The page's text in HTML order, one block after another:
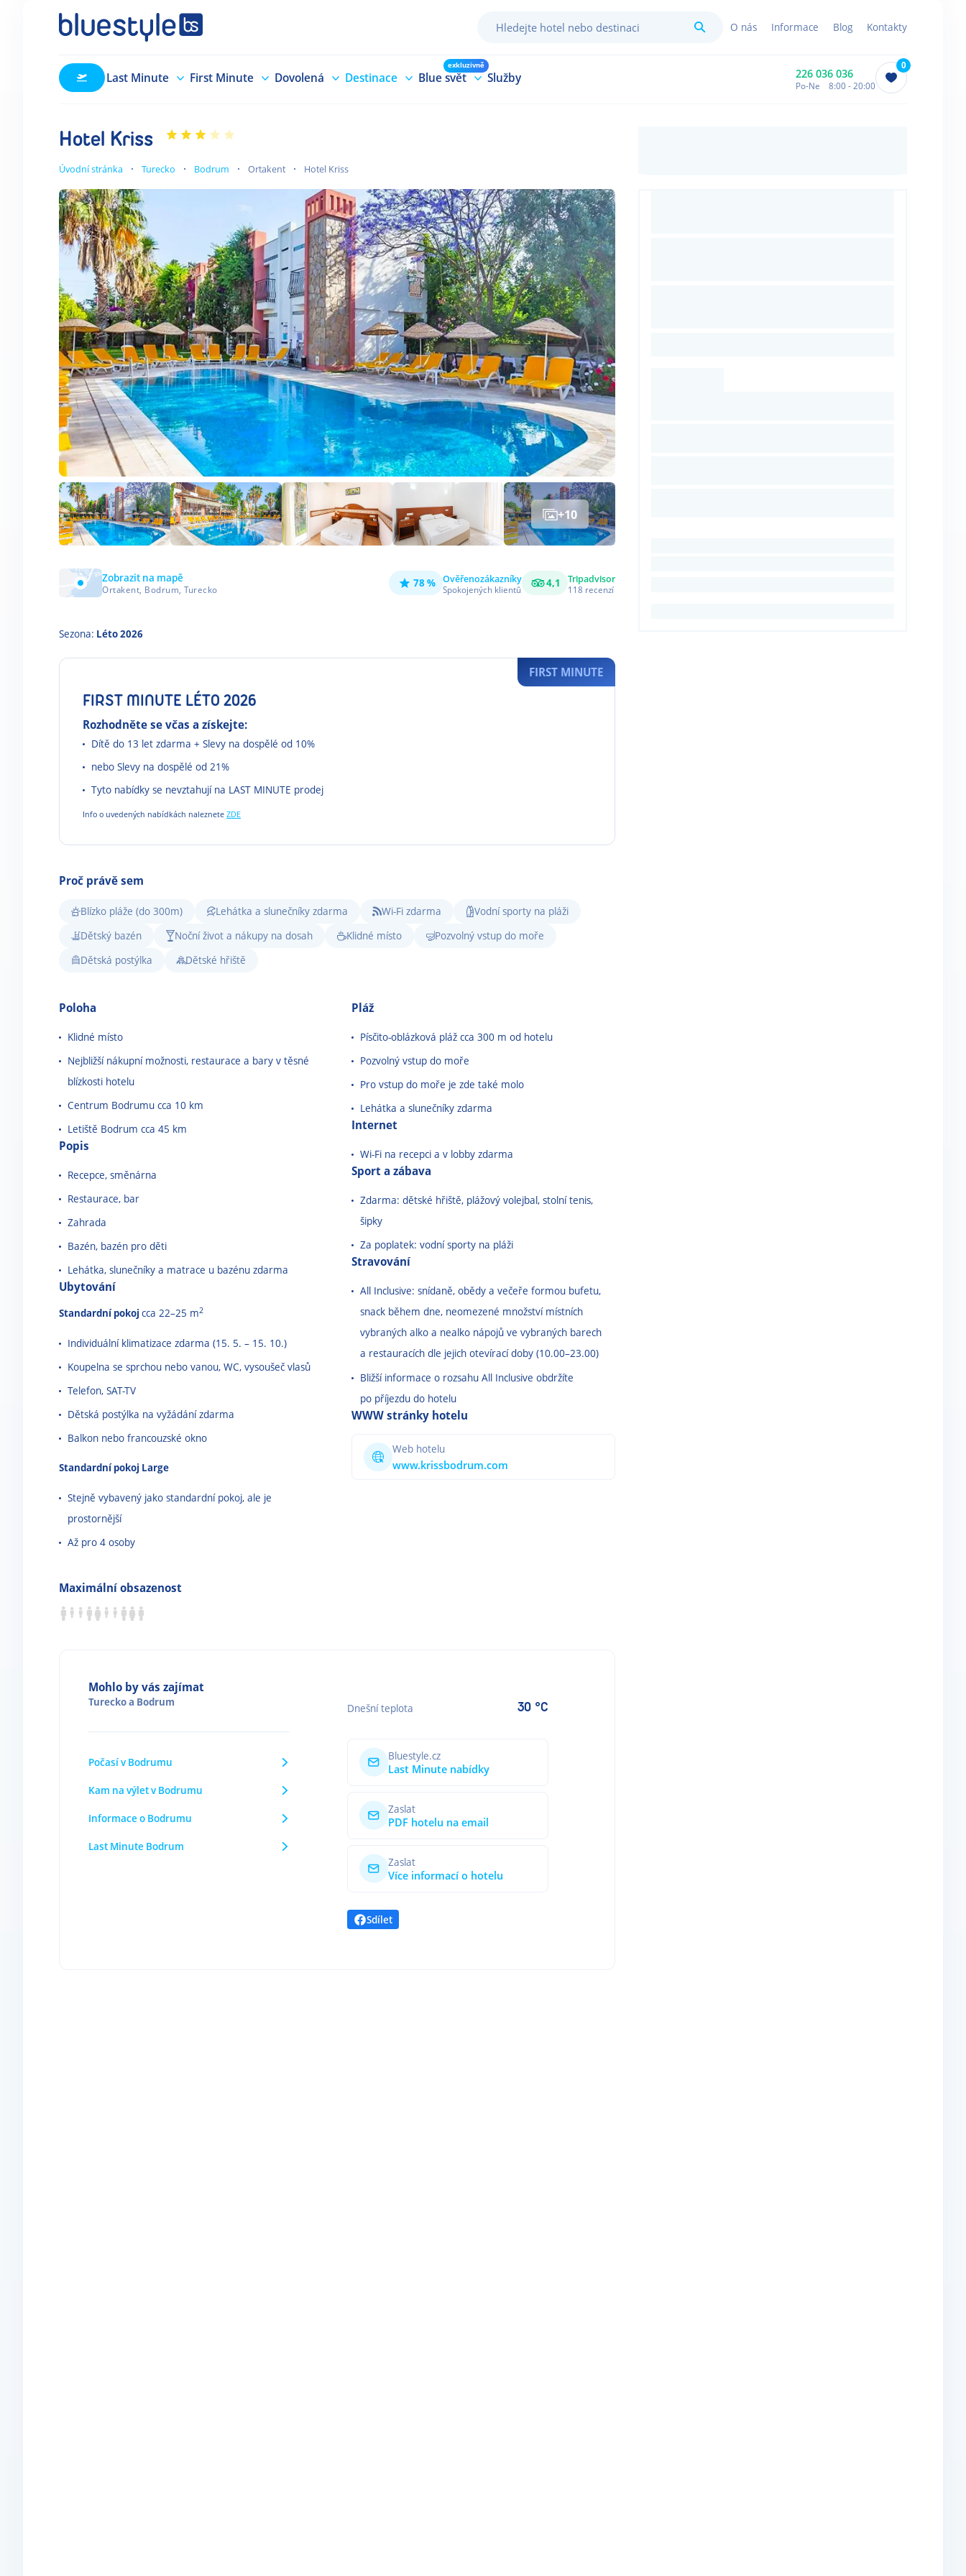
HledatO nás Informace Blog Kontakty
Last Minute First Minute Dovolená Destinace Blue svět
exkluzivně
Služby 226 036 036
Po-Ne 8:00 - 20:00
0
Hotel Kriss
Úvodní stránka Turecko Bodrum Ortakent Hotel Kriss
+10
Zobrazit na mapě
Ortakent, Bodrum, Turecko 78 % Ověřenozákazníky
Spokojených klientů 4,1 Tripadvisor
118 recenzí
Sezona: Léto 2026
FIRST MINUTE LÉTO 2026
Rozhodněte se včas a získejte:
Dítě do 13 let zdarma + Slevy na dospělé od 10%
nebo Slevy na dospělé od 21%
Tyto nabídky se nevztahují na LAST MINUTE prodej
Info o uvedených nabídkách naleznete ZDE
FIRST MINUTE
Proč právě sem
Blízko pláže (do 300m) Lehátka a slunečníky zdarma Wi-Fi zdarma
Vodní sporty na pláži
Dětský bazén
Noční život a nákupy na dosah Klidné místo
Pozvolný vstup do moře
Dětská postýlka
Dětské hřiště
Poloha
Klidné místo
Nejbližší nákupní možnosti, restaurace a bary v těsné
blízkosti hotelu
Centrum Bodrumu cca 10 km
Letiště Bodrum cca 45 km
Popis
Recepce, směnárna
Restaurace, bar
Zahrada
Bazén, bazén pro děti
Lehátka, slunečníky a matrace u bazénu zdarma
Ubytování
Standardní pokoj cca 22–25 m2
Individuální klimatizace zdarma (15. 5. – 15. 10.)
Koupelna se sprchou nebo vanou, WC, vysoušeč vlasů
Telefon, SAT-TV
Dětská postýlka na vyžádání zdarma
Balkon nebo francouzské okno
Standardní pokoj Large
Stejně vybavený jako standardní pokoj, ale je
prostornější
Až pro 4 osoby
Pláž
Písčito-oblázková pláž cca 300 m od hotelu
Pozvolný vstup do moře
Pro vstup do moře je zde také molo
Lehátka a slunečníky zdarma
Internet
Wi-Fi na recepci a v lobby zdarma
Sport a zábava
Zdarma: dětské hřiště, plážový volejbal, stolní tenis,
šipky
Za poplatek: vodní sporty na pláži
Stravování
All Inclusive: snídaně, obědy a večeře formou bufetu,
snack během dne, neomezené množství místních
vybraných alko a nealko nápojů ve vybraných barech
a restauracích dle jejich otevírací doby (10.00–23.00)
Bližší informace o rozsahu All Inclusive obdržíte
po příjezdu do hotelu
WWW stránky hotelu
Web hotelu
www.krissbodrum.com
Maximální obsazenost
Mohlo by vás zajímat
Tureckoa Bodrum
Počasí v Bodrumu
Kam na výlet v Bodrumu
Informace o Bodrumu
Last Minute Bodrum
Dnešní teplota 30 °C
Bluestyle.cz
Last Minute nabídky
Zaslat
PDF hotelu na email
Zaslat
Více informací o hotelu
Sdílet